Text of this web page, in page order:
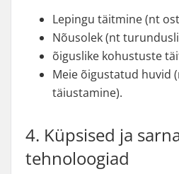
Lepingu täitmine (nt
Nõusolek (nt
õiguslike kohustuste
Meie õigustatud huvid
täiustamine).
4. Küpsised ja
tehnoloogiad